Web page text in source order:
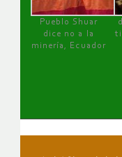
Pueblo Shuar
dice no a la
minería, Ecuador